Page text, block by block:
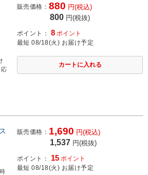
販売価格：880 円(税込)
800 円(税抜)
ポイント： 8 ポイント
最短 08/18(火) お届け予定
販売価格： 1,690 円(税込)
1,537 円(税抜)
ポイント： 15 ポイント
最短 08/18(火) お届け予定